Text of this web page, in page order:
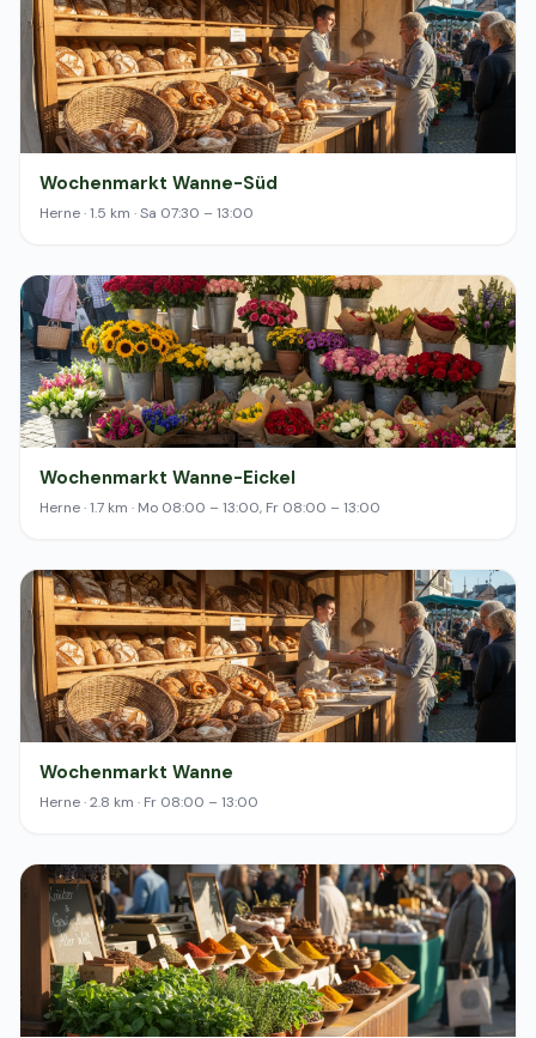
Wochenmarkt Wanne-Süd
Herne · 1.5 km · Sa 07:30 – 13:00
Wochenmarkt Wanne-Eickel
Herne · 1.7 km · Mo 08:00 – 13:00, Fr 08:00 – 13:00
Wochenmarkt Wanne
Herne · 2.8 km · Fr 08:00 – 13:00